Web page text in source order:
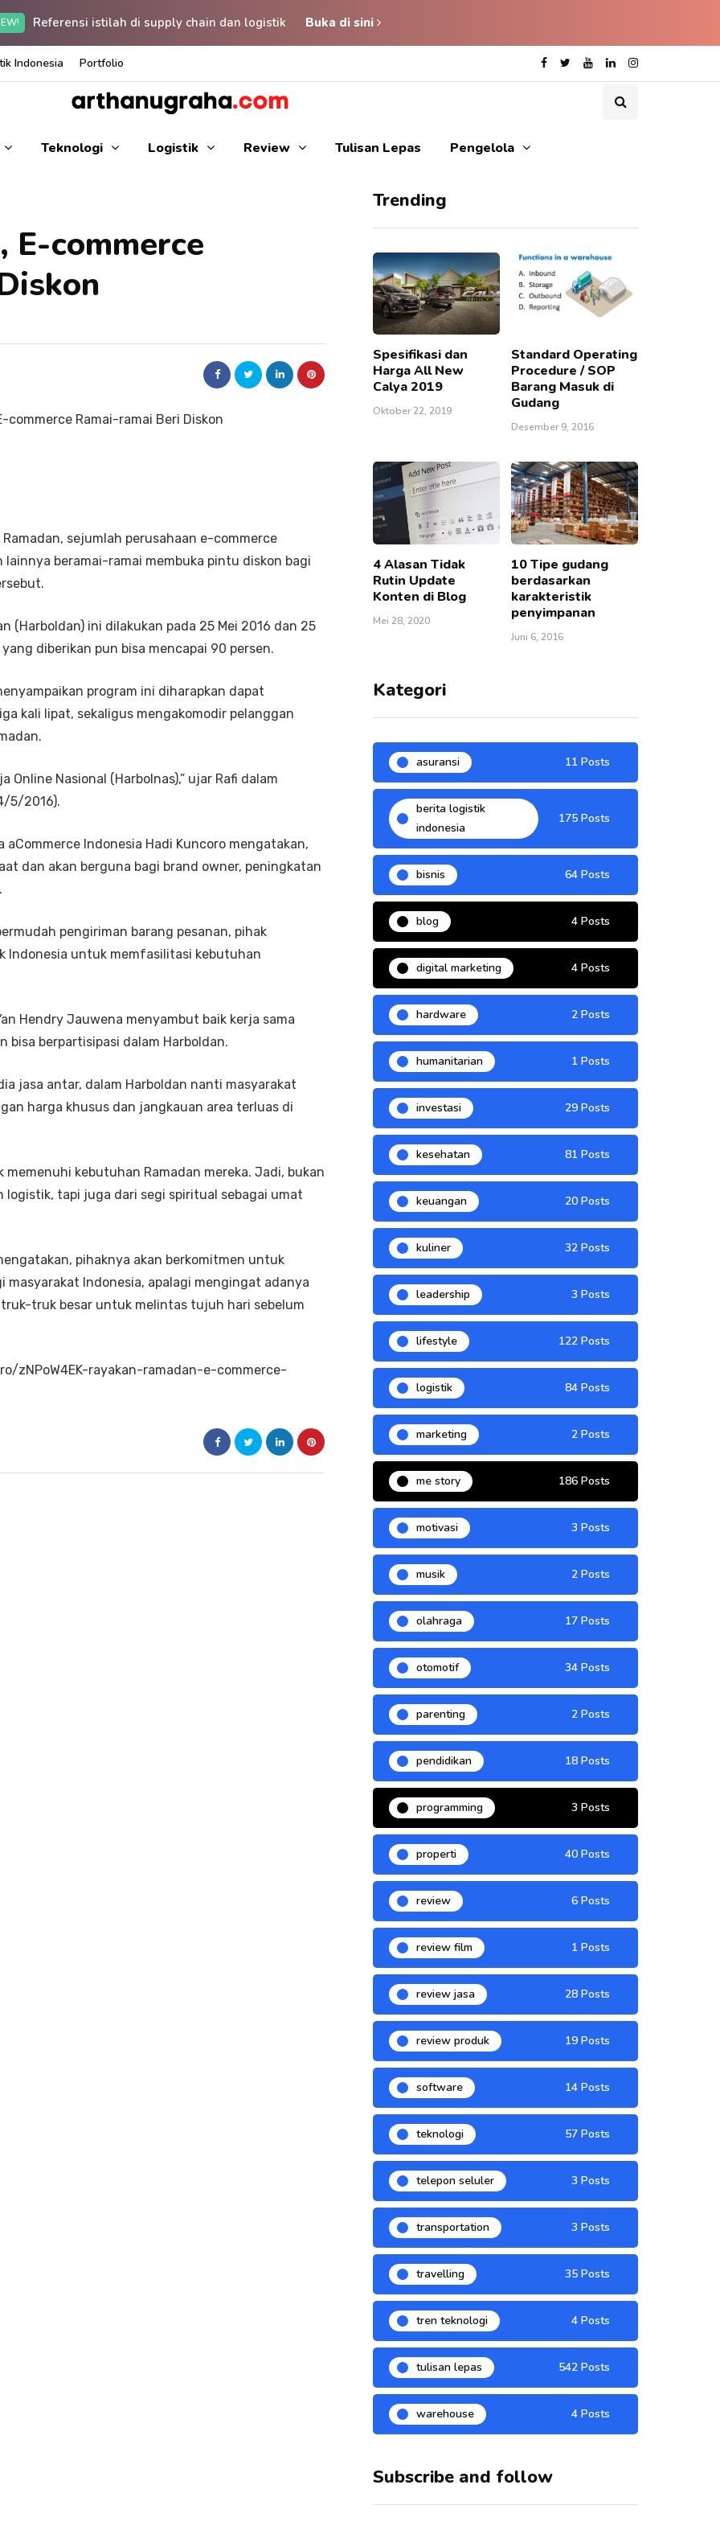
Referensi istilah di supply chain dan logistik Buka di sini
Indonesia Portfolio
Teknologi Logistik Review Tulisan Lepas Pengelola
E-commerce
sejumlah perusahaan e-commerce
beramai-ramai membuka pintu diskon bagi
(Harboldan) ini dilakukan pada 25 Mei 2016 dan 25
diberikan pun bisa mencapai 90 persen.
program ini diharapkan dapat
kali lipat, sekaligus mengakomodir pelanggan
Online Nasional (Harbolnas),” ujar Rafi dalam
5/2016).
Indonesia Hadi Kuncoro mengatakan,
dan akan berguna bagi brand owner, peningkatan
pengiriman barang pesanan, pihak
Indonesia untuk memfasilitasi kebutuhan
Hendry Jauwena menyambut baik kerja sama
bisa berpartisipasi dalam Harboldan.
jasa antar, dalam Harboldan nanti masyarakat
harga khusus dan jangkauan area terluas di
kebutuhan Ramadan mereka. Jadi, bukan
tapi juga dari segi spiritual sebagai umat
pihaknya akan berkomitmen untuk
masyarakat Indonesia, apalagi mengingat adanya
truk besar untuk melintas tujuh hari sebelum
zNPoW4EK-rayakan-ramadan-e-commerce-
Trending
Spesifikasi dan
Harga All New
Calya 2019
Oktober 22, 2019
Standard Operating
Procedure / SOP
Barang Masuk di
Gudang
Desember 9, 2016
4 Alasan Tidak
Rutin Update
Konten di Blog
Mei 28, 2020
10 Tipe gudang
berdasarkan
karakteristik
penyimpanan
Juni 6, 2016
Kategori
asuransi 11 Posts
berita logistik
indonesia
175 Posts
bisnis 64 Posts
blog 4 Posts
digital marketing 4 Posts
hardware 2 Posts
humanitarian 1 Posts
investasi 29 Posts
kesehatan 81 Posts
keuangan 20 Posts
kuliner 32 Posts
leadership 3 Posts
lifestyle 122 Posts
logistik 84 Posts
marketing 2 Posts
me story 186 Posts
motivasi 3 Posts
musik 2 Posts
olahraga 17 Posts
otomotif 34 Posts
parenting 2 Posts
pendidikan 18 Posts
programming 3 Posts
properti 40 Posts
review 6 Posts
review film 1 Posts
review jasa 28 Posts
review produk 19 Posts
software 14 Posts
teknologi 57 Posts
telepon seluler 3 Posts
transportation 3 Posts
travelling 35 Posts
tren teknologi 4 Posts
tulisan lepas 542 Posts
warehouse 4 Posts
Subscribe and follow